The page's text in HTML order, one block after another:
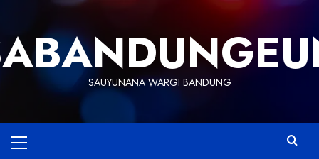
content
SAUYUNANA WARGI BANDUNG
Menu